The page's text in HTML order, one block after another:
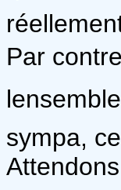
Par
sympa,